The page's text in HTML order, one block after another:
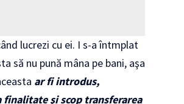
lucrezi cu ei. I s-a întmplat
să nu pună mâna pe bani, aşa
ar fi introdus,
şi scop transferarea